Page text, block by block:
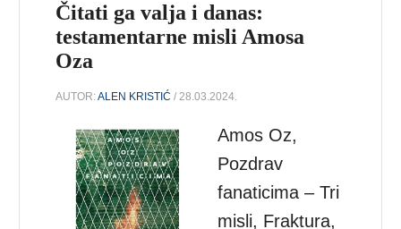
Čitati ga valja i danas:
testamentarne misli Amosa
Oza
AUTOR:ALEN KRISTIĆ / 28.03.2024.
Amos Oz,
Pozdrav
fanaticima – Tri
misli, Fraktura,